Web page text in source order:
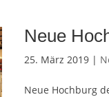
Neue
25. März 2019 |
Neue Hochburg